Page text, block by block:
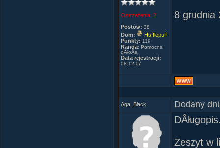
Every
Pepperoni
Angry
Ostrzeżenia: 2
Postów: 38
Dom:
Hufflepuff
Punkty: 119
Ranga: Pomocna
dÂłoĂą
Data rejestracji:
08.12.07
8 grudnia
Aga_Black Dodany
Zeszyt w